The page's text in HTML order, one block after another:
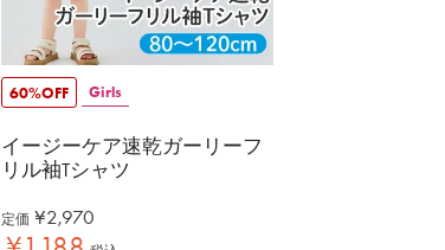
60%OFF Girls
イージーケア速乾ガーリーフ
リル袖Tシャツ
定価 ¥2,970